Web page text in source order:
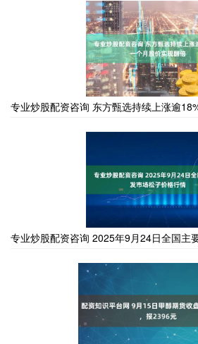
专业炒股配资咨询 东方甄选持续上涨逾
专业炒股配资咨询 2025年9月24日全国主